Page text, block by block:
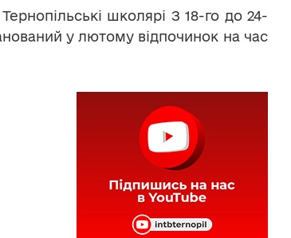
школярі З 18-го до 24-
у лютому відпочинок на час